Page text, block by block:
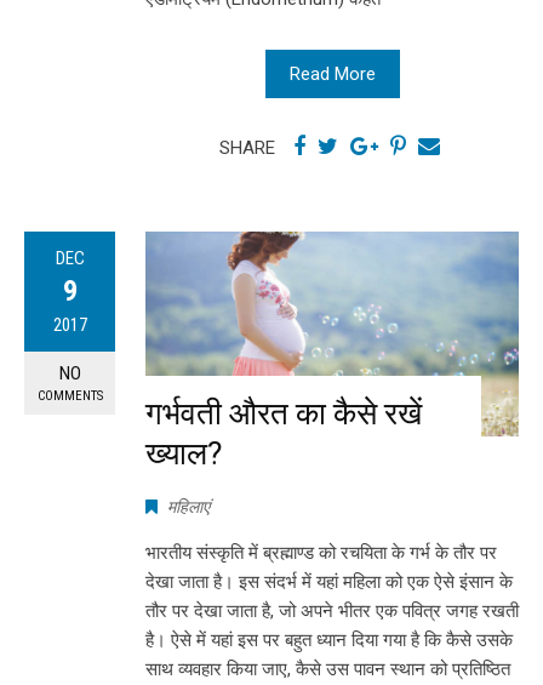
Read More
SHARE
DEC
9
2017
NO
COMMENTS
गर्भवती औरत का कैसे रखें
ख्याल?
महिलाएं
भारतीय संस्कृति में ब्रह्माण्ड को रचयिता के गर्भ के तौर पर
देखा जाता है। इस संदर्भ में यहां महिला को एक ऐसे इंसान के
तौर पर देखा जाता है, जो अपने भीतर एक पवित्र जगह रखती
है। ऐसे में यहां इस पर बहुत ध्यान दिया गया है कि कैसे उसके
साथ व्यवहार किया जाए, कैसे उस पावन स्थान को प्रतिष्ठित